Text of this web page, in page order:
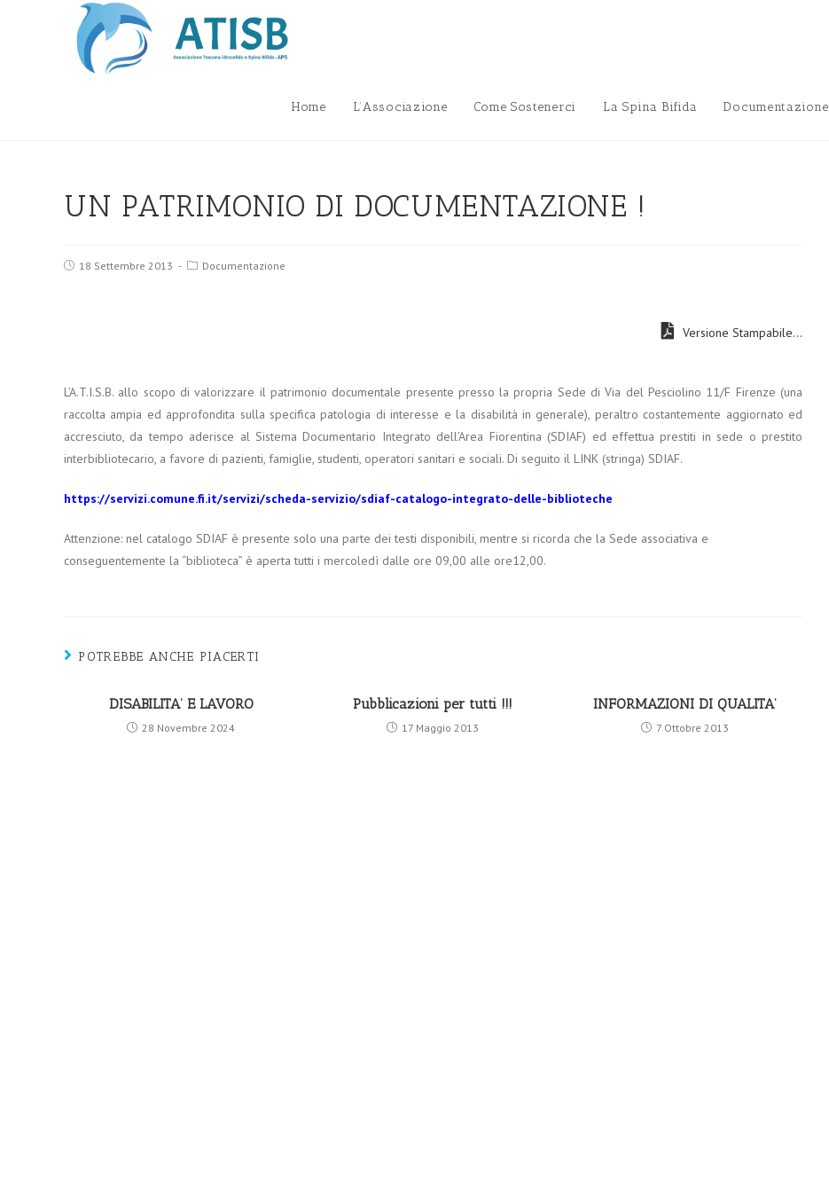
Home L’Associazione Come Sostenerci La Spina Bifida Documentazione
UN PATRIMONIO DI DOCUMENTAZIONE !
Post18 Settembre 2013
PostDocumentazione
Versione Stampabile...
L’A.T.I.S.B. allo scopo di valorizzare il patrimonio documentale presente presso la propria Sede di Via del Pesciolino 11/F Firenze (una
raccolta ampia ed approfondita sulla specifica patologia di interesse e la disabilità in generale), peraltro costantemente aggiornato ed
accresciuto, da tempo aderisce al Sistema Documentario Integrato dell’Area Fiorentina (SDIAF) ed effettua prestiti in sede o prestito
interbibliotecario, a favore di pazienti, famiglie, studenti, operatori sanitari e sociali. Di seguito il LINK (stringa) SDIAF.
https://servizi.comune.fi.it/servizi/scheda-servizio/sdiaf-catalogo-integrato-delle-biblioteche
Attenzione: nel catalogo SDIAF è presente solo una parte dei testi disponibili, mentre si ricorda che la Sede associativa e
conseguentemente la “biblioteca” è aperta tutti i mercoledì dalle ore 09,00 alle ore12,00.
POTREBBE ANCHE PIACERTI
DISABILITA’ E LAVORO
28 Novembre 2024
Pubblicazioni per tutti !!!
17 Maggio 2013
INFORMAZIONI DI QUALITA’
7 Ottobre 2013